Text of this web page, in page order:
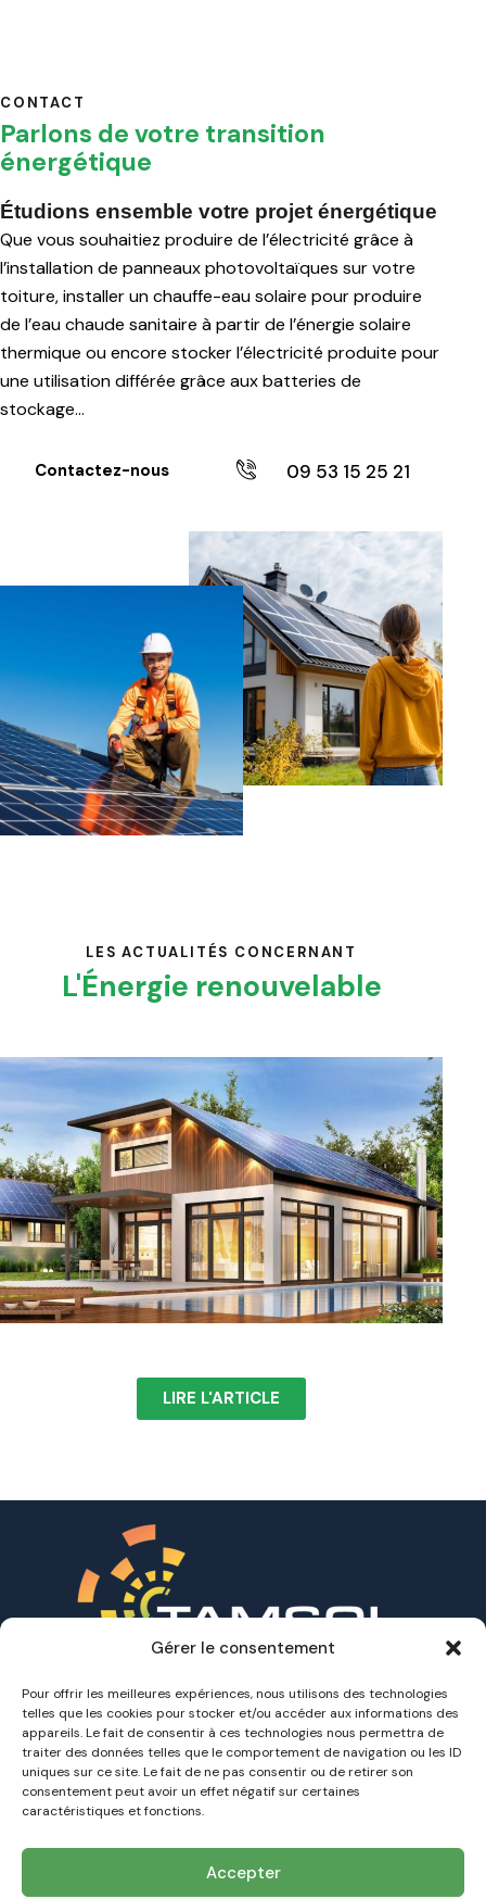
Gérer le consentement
Pour offrir les meilleures expériences, nous utilisons des technologies
telles que les cookies pour stocker et/ou accéder aux informations des
appareils. Le fait de consentir à ces technologies nous permettra de
traiter des données telles que le comportement de navigation ou les ID
uniques sur ce site. Le fait de ne pas consentir ou de retirer son
consentement peut avoir un effet négatif sur certaines
caractéristiques et fonctions.
Accepter
CONTACT
Parlons de votre transition
énergétique
Étudions ensemble votre projet énergétique
Que vous souhaitiez produire de l’électricité grâce à
l’installation de panneaux photovoltaïques sur votre
toiture, installer un chauffe-eau solaire pour produire
de l’eau chaude sanitaire à partir de l’énergie solaire
thermique ou encore stocker l’électricité produite pour
une utilisation différée grâce aux batteries de
stockage…
Contactez-nous 09 53 15 25 21
LES ACTUALITÉS CONCERNANT
L'Énergie renouvelable
LIRE L'ARTICLE
Accueil
A propos
Nos Offres
Nos installations